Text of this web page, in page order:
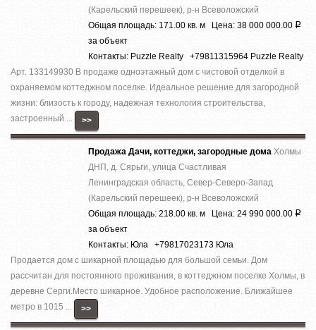
(Карельский перешеек), р-н Всеволожский
Общая площадь: 171.00 кв. м Цена: 38 000 000.00 Р
за объект
Контакты: Puzzle Realty +79811315964 Puzzle Realty
Арт. 133149930 В продаже одноэтажный дом с чистовой отделкой в
охраняемом коттеджном поселке. Идеальное решение для загородной
жизни: близость к городу, надежная технология строительства,
застроенный ...
>>
Продажа Дачи, коттеджи, загородные дома Холмы
ДНП, д. Сярьги, улица Счастливая
Ленинградская область, Север-Северо-Запад
(Карельский перешеек), р-н Всеволожский
Общая площадь: 218.00 кв. м Цена: 24 990 000.00 Р
за объект
Контакты: Юла +79817023173 Юла
Продается дом с шикарной площадью для большой семьи. Дом
рассчитан для постоянного проживания, в коттеджном поселке Холмы, в
деревне Серги.Место шикарное. Удобное расположение. Ближайшее
метро в 1015 ...
>>